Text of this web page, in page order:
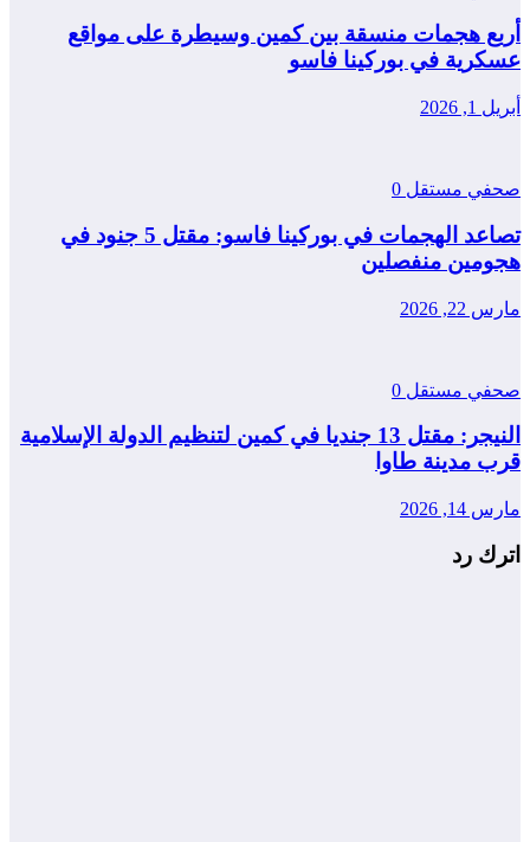
أربع هجمات منسقة بين كمين وسيطرة على مواقع
عسكرية في بوركينا فاسو
أبريل 1, 2026
صحفي مستقل 0
تصاعد الهجمات في بوركينا فاسو: مقتل 5 جنود في
هجومين منفصلين
مارس 22, 2026
صحفي مستقل 0
النيجر: مقتل 13 جنديا في كمين لتنظيم الدولة الإسلامية
قرب مدينة طاوا
مارس 14, 2026
اترك رد